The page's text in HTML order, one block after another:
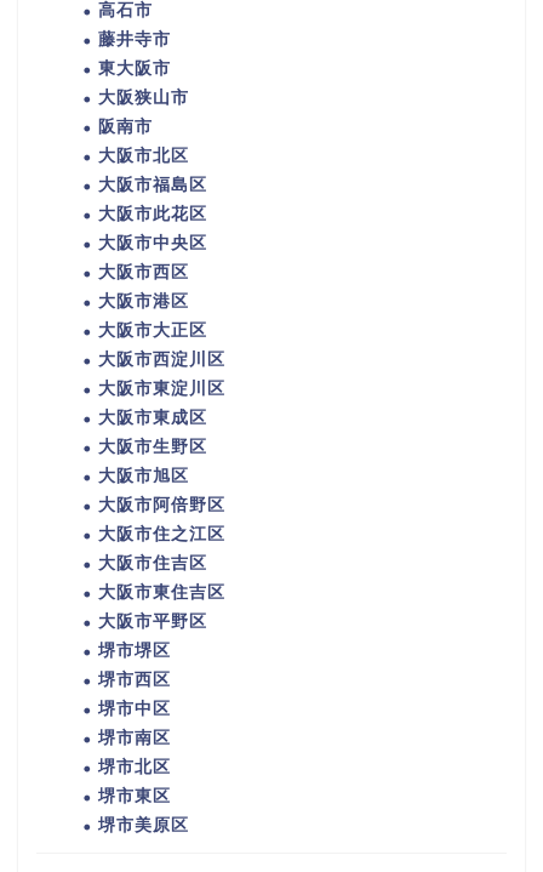
高石市
藤井寺市
東大阪市
大阪狭山市
阪南市
大阪市北区
大阪市福島区
大阪市此花区
大阪市中央区
大阪市西区
大阪市港区
大阪市大正区
大阪市西淀川区
大阪市東淀川区
大阪市東成区
大阪市生野区
大阪市旭区
大阪市阿倍野区
大阪市住之江区
大阪市住吉区
大阪市東住吉区
大阪市平野区
堺市堺区
堺市西区
堺市中区
堺市南区
堺市北区
堺市東区
堺市美原区